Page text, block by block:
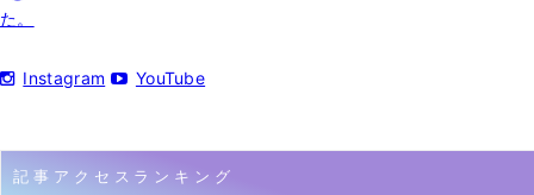
た。
Instagram YouTube
記事アクセスランキング